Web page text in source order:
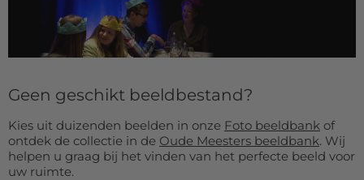
Geen geschikt beeldbestand?
Kies uit duizenden beelden in onze Foto beeldbank of
ontdek de collectie in de Oude Meesters beeldbank. Wij
helpen u graag bij het vinden van het perfecte beeld voor
uw ruimte.